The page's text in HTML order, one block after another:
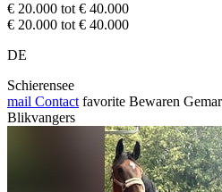
€ 20.000 tot € 40.000
€ 20.000 tot € 40.000
DE
Schierensee
mail Contact favorite Bewaren
Blikvangers